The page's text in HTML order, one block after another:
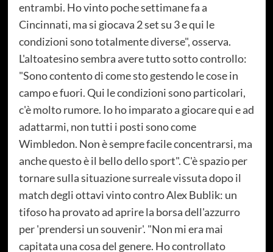
entrambi. Ho vinto poche settimane fa a
Cincinnati, ma si giocava 2 set su 3 e qui le
condizioni sono totalmente diverse", osserva.
L'altoatesino sembra avere tutto sotto controllo:
"Sono contento di come sto gestendo le cose in
campo e fuori. Qui le condizioni sono particolari,
c'è molto rumore. Io ho imparato a giocare qui e ad
adattarmi, non tutti i posti sono come
Wimbledon. Non è sempre facile concentrarsi, ma
anche questo è il bello dello sport". C'è spazio per
tornare sulla situazione surreale vissuta dopo il
match degli ottavi vinto contro Alex Bublik: un
tifoso ha provato ad aprire la borsa dell'azzurro
per 'prendersi un souvenir'. "Non mi era mai
capitata una cosa del genere. Ho controllato